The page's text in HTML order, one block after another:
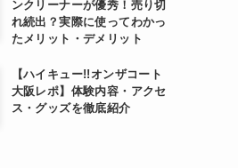
ンクリーナーが優秀！売り切
れ続出？実際に使ってわかっ
たメリット・デメリット
【ハイキュー!!オンザコート
大阪レポ】体験内容・アクセ
ス・グッズを徹底紹介